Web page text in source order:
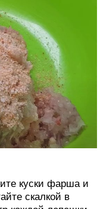
куски фарша и
скалкой в